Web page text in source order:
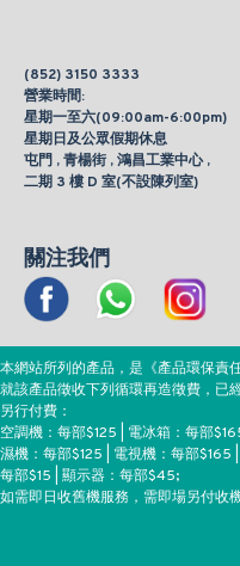
(852) 3150 3333
營業時間:
星期一至六(09:00am-6:00pm)
星期日及公眾假期休息
屯門 , 青楊街 , 鴻昌工業中心 ,
二期 3 樓 D 室(不設陳列室)
關注我們
本網站所列的產品，是《產品環保責
就該產品徵收下列循環再造徵費，已
另行付費：
空調機：每部$125 | 電冰箱：每部
濕機：每部$125 | 電視機：每部$165
每部$15 | 顯示器：每部$45;
如需即日收舊機服務，需即場另付收